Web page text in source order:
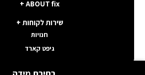
fix
ABOUT fix
קצת עלינו
תנאי שימוש באתר
קשרי משקיעים
לקוחות
שירות לקוחות
פה בשבילך
איפה ההזמנה שלי
חנויות
גיפט קארד